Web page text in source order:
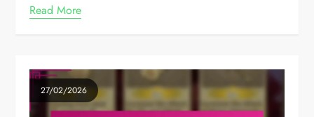
Read More
27/02/2026